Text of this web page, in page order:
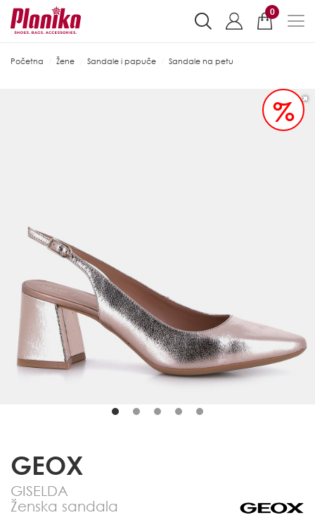
0
Početna Žene Sandale i papuče Sandale na petu
%
GEOX
GISELDA
Ženska sandala